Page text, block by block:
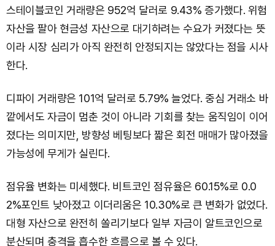
스테이블코인 거래량은 952억 달러로 9.43% 증가했다. 위험
자산을 팔아 현금성 자산으로 대기하려는 수요가 커졌다는 뜻
이라 시장 심리가 아직 완전히 안정되지는 않았다는 점을 시사
한다.
디파이 거래량은 101억 달러로 5.79% 늘었다. 중심 거래소 바
깥에서도 자금이 멈춘 것이 아니라 기회를 찾는 움직임이 이어
졌다는 의미지만, 방향성 베팅보다 짧은 회전 매매가 많아졌을
가능성에 무게가 실린다.
점유율 변화는 미세했다. 비트코인 점유율은 60.15%로 0.0
2%포인트 낮아졌고 이더리움은 10.30%로 큰 변화가 없었다.
대형 자산으로 완전히 쏠리기보다 일부 자금이 알트코인으로
분산되며 충격을 흡수한 흐름으로 볼 수 있다.